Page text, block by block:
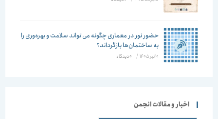
حضور نور در معماری چگونه می تواند سلامت و بهره‌وری را
به ساختمان‌ها بازگرداند؟
10 تیر 1405 / ۰ دیدگاه
اخبار و مقالات انجمن